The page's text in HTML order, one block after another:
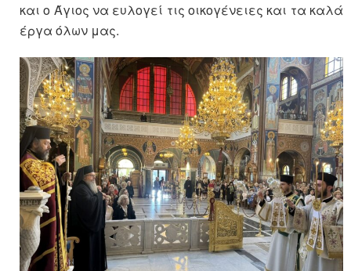
και ο Άγιος να ευλογεί τις οικογένειες και τα καλά
έργα όλων μας.